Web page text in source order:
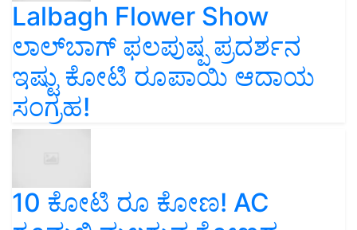
Lalbagh Flower Show
ಲಾಲ್‌ಬಾಗ್ ಫಲಪುಷ್ಪ ಪ್ರದರ್ಶನ
ಇಷ್ಟು ಕೋಟಿ ರೂಪಾಯಿ ಆದಾಯ
ಸಂಗ್ರಹ!
10 ಕೋಟಿ ರೂ ಕೋಣ! AC